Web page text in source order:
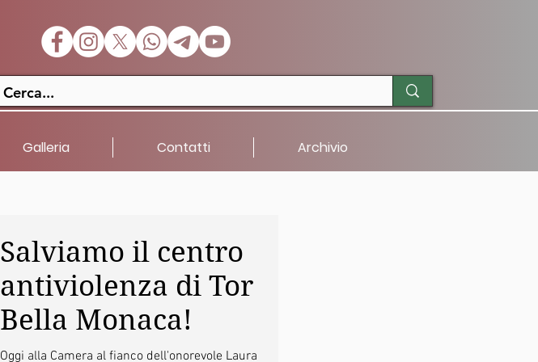
Galleria Contatti Archivio
Salviamo il centro
antiviolenza di Tor
Bella Monaca!
Oggi alla Camera al fianco dell'onorevole Laura